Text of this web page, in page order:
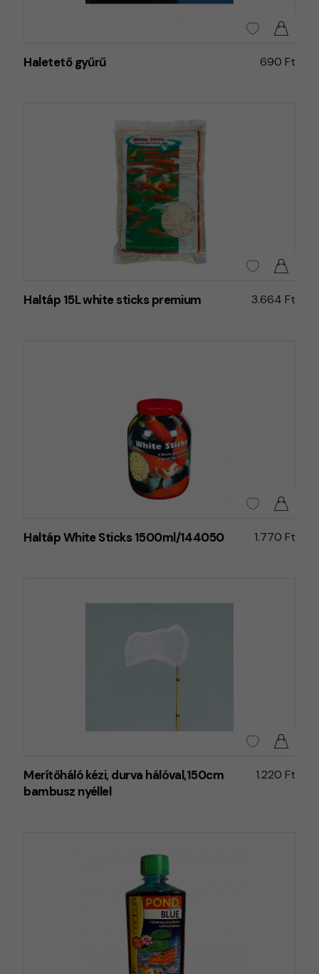
Haletető gyűrű 690 Ft
Haltáp 15L white sticks premium 3.664 Ft
Haltáp White Sticks 1500ml/144050 1.770 Ft
Merítőháló kézi, durva hálóval,150cm
bambusz nyéllel
1.220 Ft